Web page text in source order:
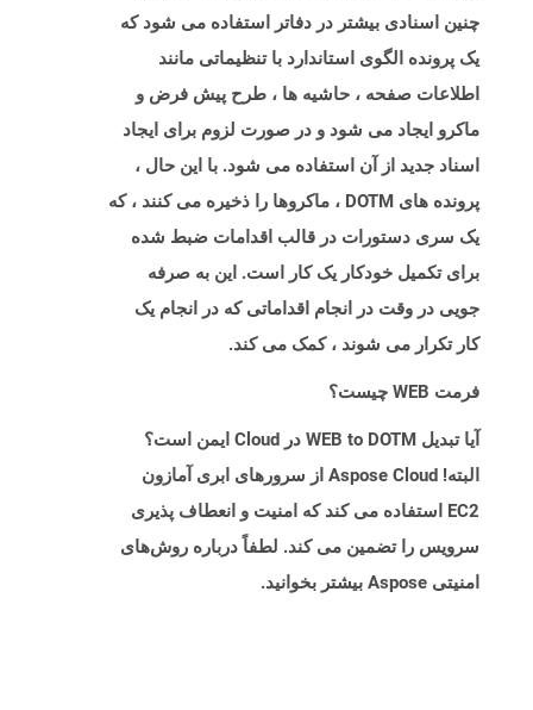
چنین اسنادی بیشتر در دفاتر استفاده می شود که
یک پرونده الگوی استاندارد با تنظیماتی مانند
اطلاعات صفحه ، حاشیه ها ، طرح پیش فرض و
ماکرو ایجاد می شود و در صورت لزوم برای ایجاد
اسناد جدید از آن استفاده می شود. با این حال ،
پرونده های DOTM ، ماکروها را ذخیره می کنند ، که
یک سری دستورات در قالب اقدامات ضبط شده
برای تکمیل خودکار یک کار است. این به صرفه
جویی در وقت در انجام اقداماتی که در انجام یک
کار تکرار می شوند ، کمک می کند.
فرمت WEB چیست؟
آیا تبدیل WEB to DOTM در Cloud ایمن است؟
البته! Aspose Cloud از سرورهای ابری آمازون
EC2 استفاده می کند که امنیت و انعطاف پذیری
سرویس را تضمین می کند. لطفاً درباره روش‌های
امنیتی Aspose بیشتر بخوانید.